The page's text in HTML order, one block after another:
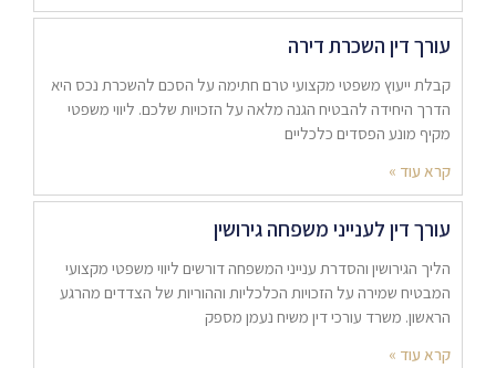
עורך דין השכרת דירה
קבלת ייעוץ משפטי מקצועי טרם חתימה על הסכם להשכרת נכס היא
הדרך היחידה להבטיח הגנה מלאה על הזכויות שלכם. ליווי משפטי
מקיף מונע הפסדים כלכליים
קרא עוד »
עורך דין לענייני משפחה גירושין
הליך הגירושין והסדרת ענייני המשפחה דורשים ליווי משפטי מקצועי
המבטיח שמירה על הזכויות הכלכליות וההוריות של הצדדים מהרגע
הראשון. משרד עורכי דין משיח נעמן מספק
קרא עוד »